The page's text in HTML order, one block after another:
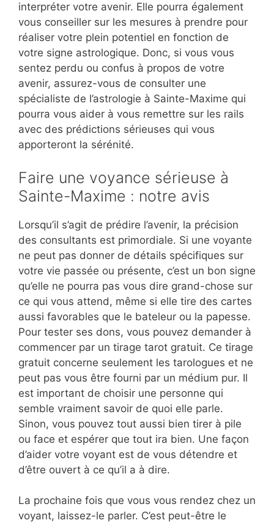
interpréter votre avenir. Elle pourra également
vous conseiller sur les mesures à prendre pour
réaliser votre plein potentiel en fonction de
votre signe astrologique. Donc, si vous vous
sentez perdu ou confus à propos de votre
avenir, assurez-vous de consulter une
spécialiste de l’astrologie à Sainte-Maxime qui
pourra vous aider à vous remettre sur les rails
avec des prédictions sérieuses qui vous
apporteront la sérénité.
Faire une voyance sérieuse à
Sainte-Maxime : notre avis
Lorsqu’il s’agit de prédire l’avenir, la précision
des consultants est primordiale. Si une voyante
ne peut pas donner de détails spécifiques sur
votre vie passée ou présente, c’est un bon signe
qu’elle ne pourra pas vous dire grand-chose sur
ce qui vous attend, même si elle tire des cartes
aussi favorables que le bateleur ou la papesse.
Pour tester ses dons, vous pouvez demander à
commencer par un tirage tarot gratuit. Ce tirage
gratuit concerne seulement les tarologues et ne
peut pas vous être fourni par un médium pur. Il
est important de choisir une personne qui
semble vraiment savoir de quoi elle parle.
Sinon, vous pouvez tout aussi bien tirer à pile
ou face et espérer que tout ira bien. Une façon
d’aider votre voyant est de vous détendre et
d’être ouvert à ce qu’il a à dire.
La prochaine fois que vous vous rendez chez un
voyant, laissez-le parler. C’est peut-être le